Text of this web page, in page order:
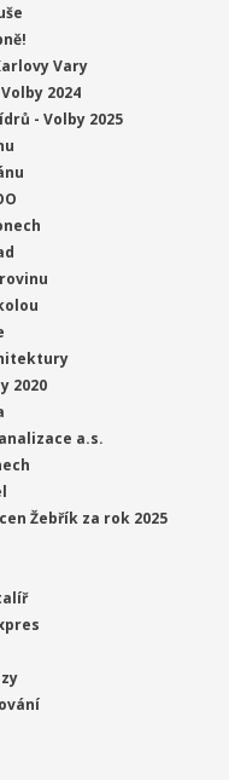
Vary
2024
- Volby 2025
2020
a.s.
Žebřík za rok 2025